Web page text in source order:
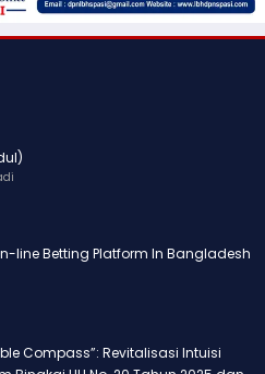
line Betting Platform In Bangladesh
Compass”: Revitalisasi Intuisi